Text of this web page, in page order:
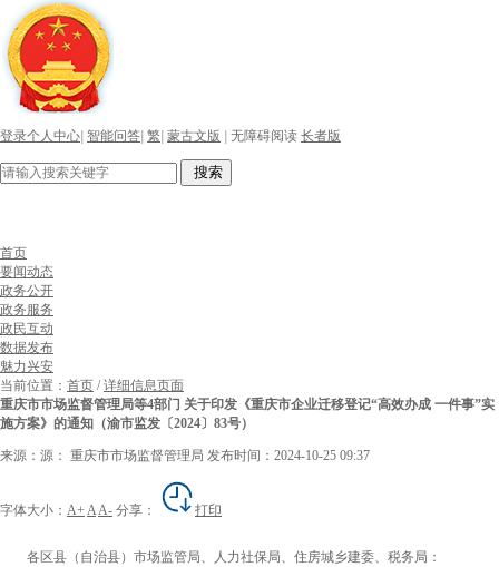
登录个人中心 智能问答 繁 蒙古文版 无障碍阅读 长者版
搜索
首页
要闻动态
政务公开
政务服务
政民互动
数据发布
魅力兴安
当前位置： 首页 /详细信息页面
重庆市市场监督管理局等4部门 关于印发《重庆市企业迁移登记“高效办成 一件事”实
施方案》的通知（渝市监发〔2024〕83号）
来源：源： 重庆市市场监督管理局 发布时间：2024-10-25 09:37
字体大小： A+ AA- 分享： 打印
各区县（自治县）市场监管局、人力社保局、住房城乡建委、税务局：